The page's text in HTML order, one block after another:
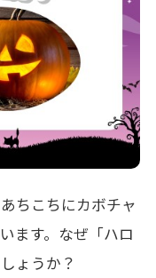
ちこちにカボチャ
ます。なぜ「ハロ
ょうか？